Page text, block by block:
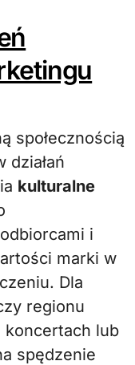
społecznością
kulturalne
i
marki w
Dla
regionu
lub
spędzenie